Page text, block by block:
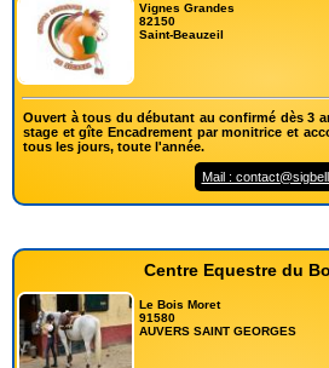
Vignes Grandes
82150
Saint-Beauzeil
Ouvert à tous du débutant au confirmé dès 3
stage et gîte Encadrement par monitrice et
tous les jours, toute l'année.
Mail :
Centre Equestre du
Le Bois Moret
91580
AUVERS SAINT GEORGES